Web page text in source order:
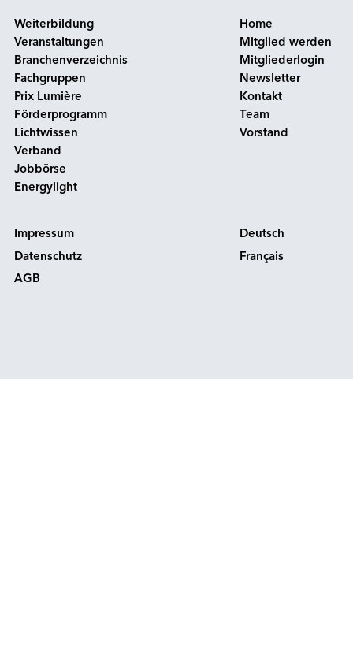
Weiterbildung
Veranstaltungen
Branchenverzeichnis
Fachgruppen
Prix Lumière
Förderprogramm
Lichtwissen
Verband
Jobbörse
Energylight
Home
Mitglied werden
Mitgliederlogin
Newsletter
Kontakt
Team
Vorstand
Impressum
Datenschutz
AGB
Deutsch
Français